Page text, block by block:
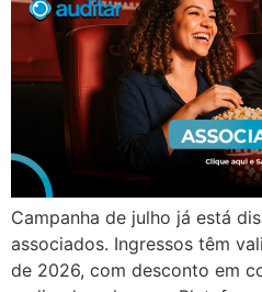
Campanha de julho já está
associados. Ingressos têm
de 2026, com desconto em